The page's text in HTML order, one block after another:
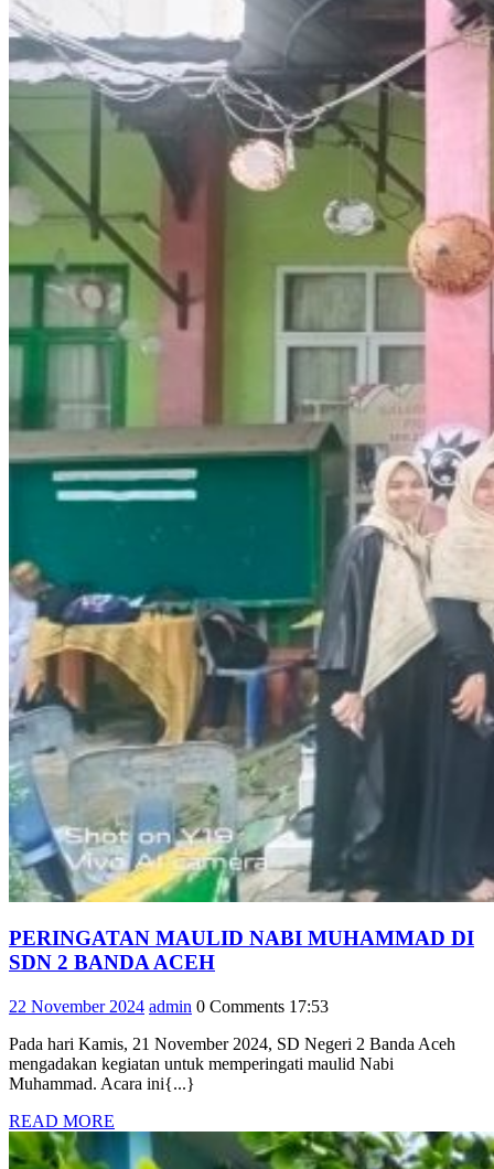
PERINGATAN MAULID NABI MUHAMMAD DI
SDN 2 BANDA ACEHPERINGATAN
NABI
MUHAMMAD
DI
BANDA
ACEH
22 November 202422
2024
admin admin
0 Comments 17:53
Pada hari Kamis, 21 November 2024, SD Negeri 2 Banda Aceh
mengadakan kegiatan untuk memperingati maulid Nabi
Muhammad. Acara ini{...}
READ MORE
MORE